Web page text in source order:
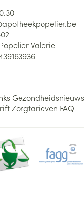
apotheekpopelier.be
Popelier Valerie
Gezondheidsnieuws
Zorgtarieven FAQ